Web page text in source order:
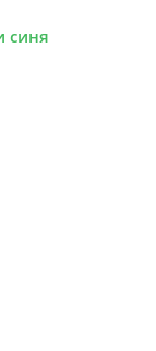
синя